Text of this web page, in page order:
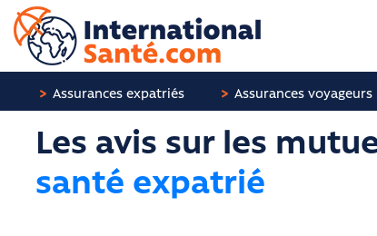
Assurances expatriés Assurances
Les avis sur les
santé expatrié
Panneau de gestion des cookies